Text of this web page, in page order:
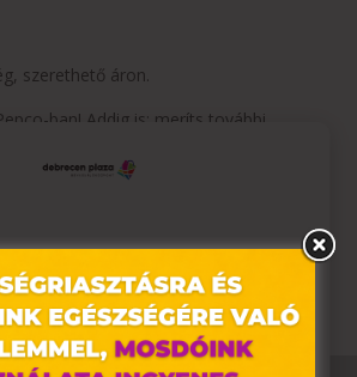
szerethető áron.
ban! Addig is: meríts további
ujsagaink/
használ
kat (továbbiakban „süti")
olyan fájlok, melyek információt
Ehhez az Ön